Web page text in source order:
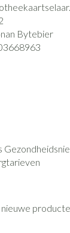
Bytebier
nieuwe